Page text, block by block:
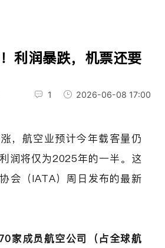
利润暴跌，机票还要
1 2026-06-08 17:00
，航空业预计今年载客量仍
润将仅为2025年的一半。这
会（IATA）周日发布的最新
家成员航空公司（占全球航